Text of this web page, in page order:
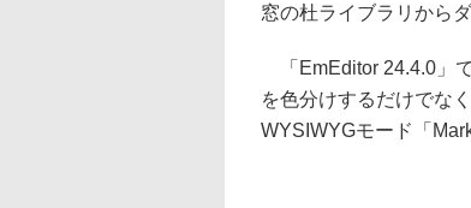
窓の杜ライブラリから
「EmEditor 24.4.0」
を色分けするだけでな
WYSIWYGモード「